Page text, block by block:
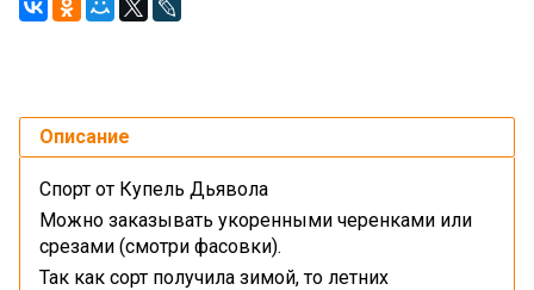
Описание
Спорт от Купель Дьявола
Можно заказывать укоренными черенками или
срезами (смотри фасовки).
Так как сорт получила зимой, то летних